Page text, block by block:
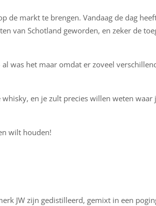
de markt te brengen. Vandaag de dag
van Schotland geworden, en zeker de
was het maar omdat er zoveel
en je zult precies willen weten waar
wilt houden!
JW zijn gedistilleerd, gemixt in een